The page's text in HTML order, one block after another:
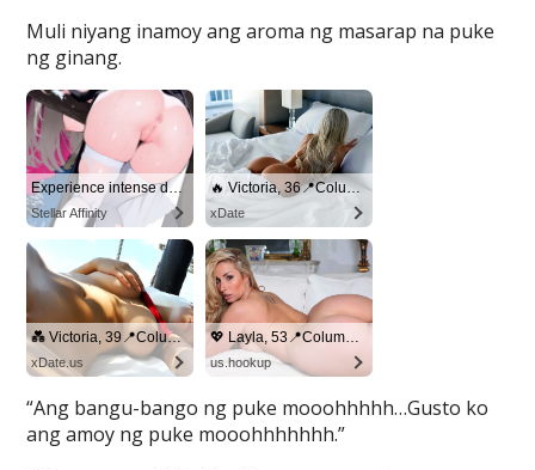
Muli niyang inamoy ang aroma ng masarap na puke
ng ginang.
“Ang bangu-bango ng puke mooohhhhh…Gusto ko
ang amoy ng puke mooohhhhhhh.”